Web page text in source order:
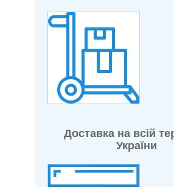
Доставка на всій
України